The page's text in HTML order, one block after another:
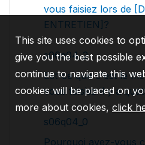
vous faisiez lors de
ENTRETIEN]?
s06q04_2
Est-ce que c'est le
vous faisiez il y a
s06q04_0
Pourquoi avez-vous
This site uses cookies to
give you the best possible
continue to navigate this
cookies will be placed on
more about cookies, click